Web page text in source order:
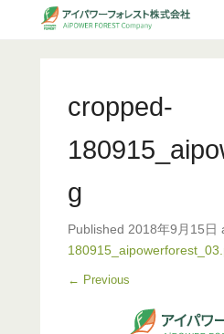
cropped-
g
Published 2018年9月15日
← Previous